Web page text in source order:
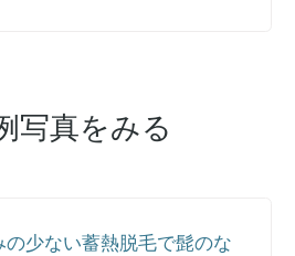
写真をみる
の少ない蓄熱脱毛で髭のな